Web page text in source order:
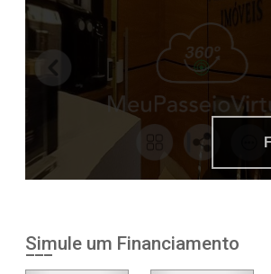
Simule um Financiamento